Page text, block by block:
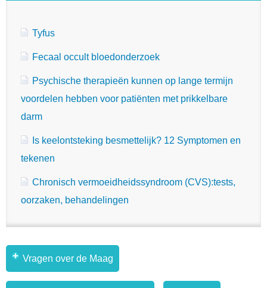
Tyfus
Fecaal occult bloedonderzoek
Psychische therapieën kunnen op lange termijn
voordelen hebben voor patiënten met prikkelbare
darm
Is keelontsteking besmettelijk? 12 Symptomen en
tekenen
Chronisch vermoeidheidssyndroom (CVS):tests,
oorzaken, behandelingen
Vragen over de Maag